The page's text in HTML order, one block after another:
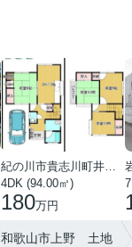
紀の川市貴志川町井ノ口
4DK (94.00㎡)
180万円
和歌山市上野 土地